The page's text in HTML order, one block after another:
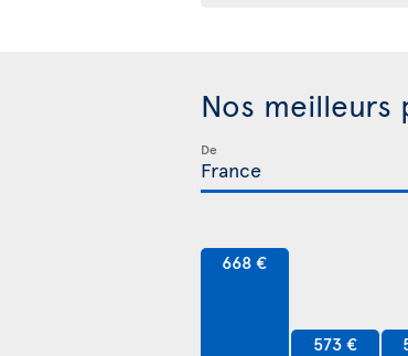
Nos meilleurs
De
668 €
573 €